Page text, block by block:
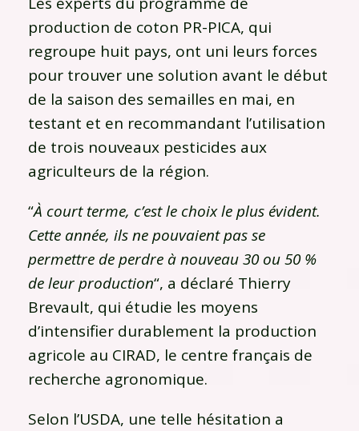
production de coton PR-PICA, qui
regroupe huit pays, ont uni leurs forces
pour trouver une solution avant le début
de la saison des semailles en mai, en
testant et en recommandant l’utilisation
de trois nouveaux pesticides aux
agriculteurs de la région.
“À court terme, c’est le choix le plus évident.
Cette année, ils ne pouvaient pas se
permettre de perdre à nouveau 30 ou 50 %
de leur production“, a déclaré Thierry
Brevault, qui étudie les moyens
d’intensifier durablement la production
agricole au CIRAD, le centre français de
recherche agronomique.
Selon l’USDA, une telle hésitation a